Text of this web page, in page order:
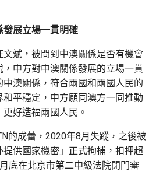
發展立場一貫明確
斌，被問到中澳關係是否有機會
中方對中澳關係發展的立場一貫
澳關係，符合兩國和兩國人民的
平穩定，中方願同澳方一同推動
好造福兩國人民。
的成蕾，2020年8月失蹤，之後被
供國家機密」正式拘捕，扣押超
底在北京市第二中級法院閉門審